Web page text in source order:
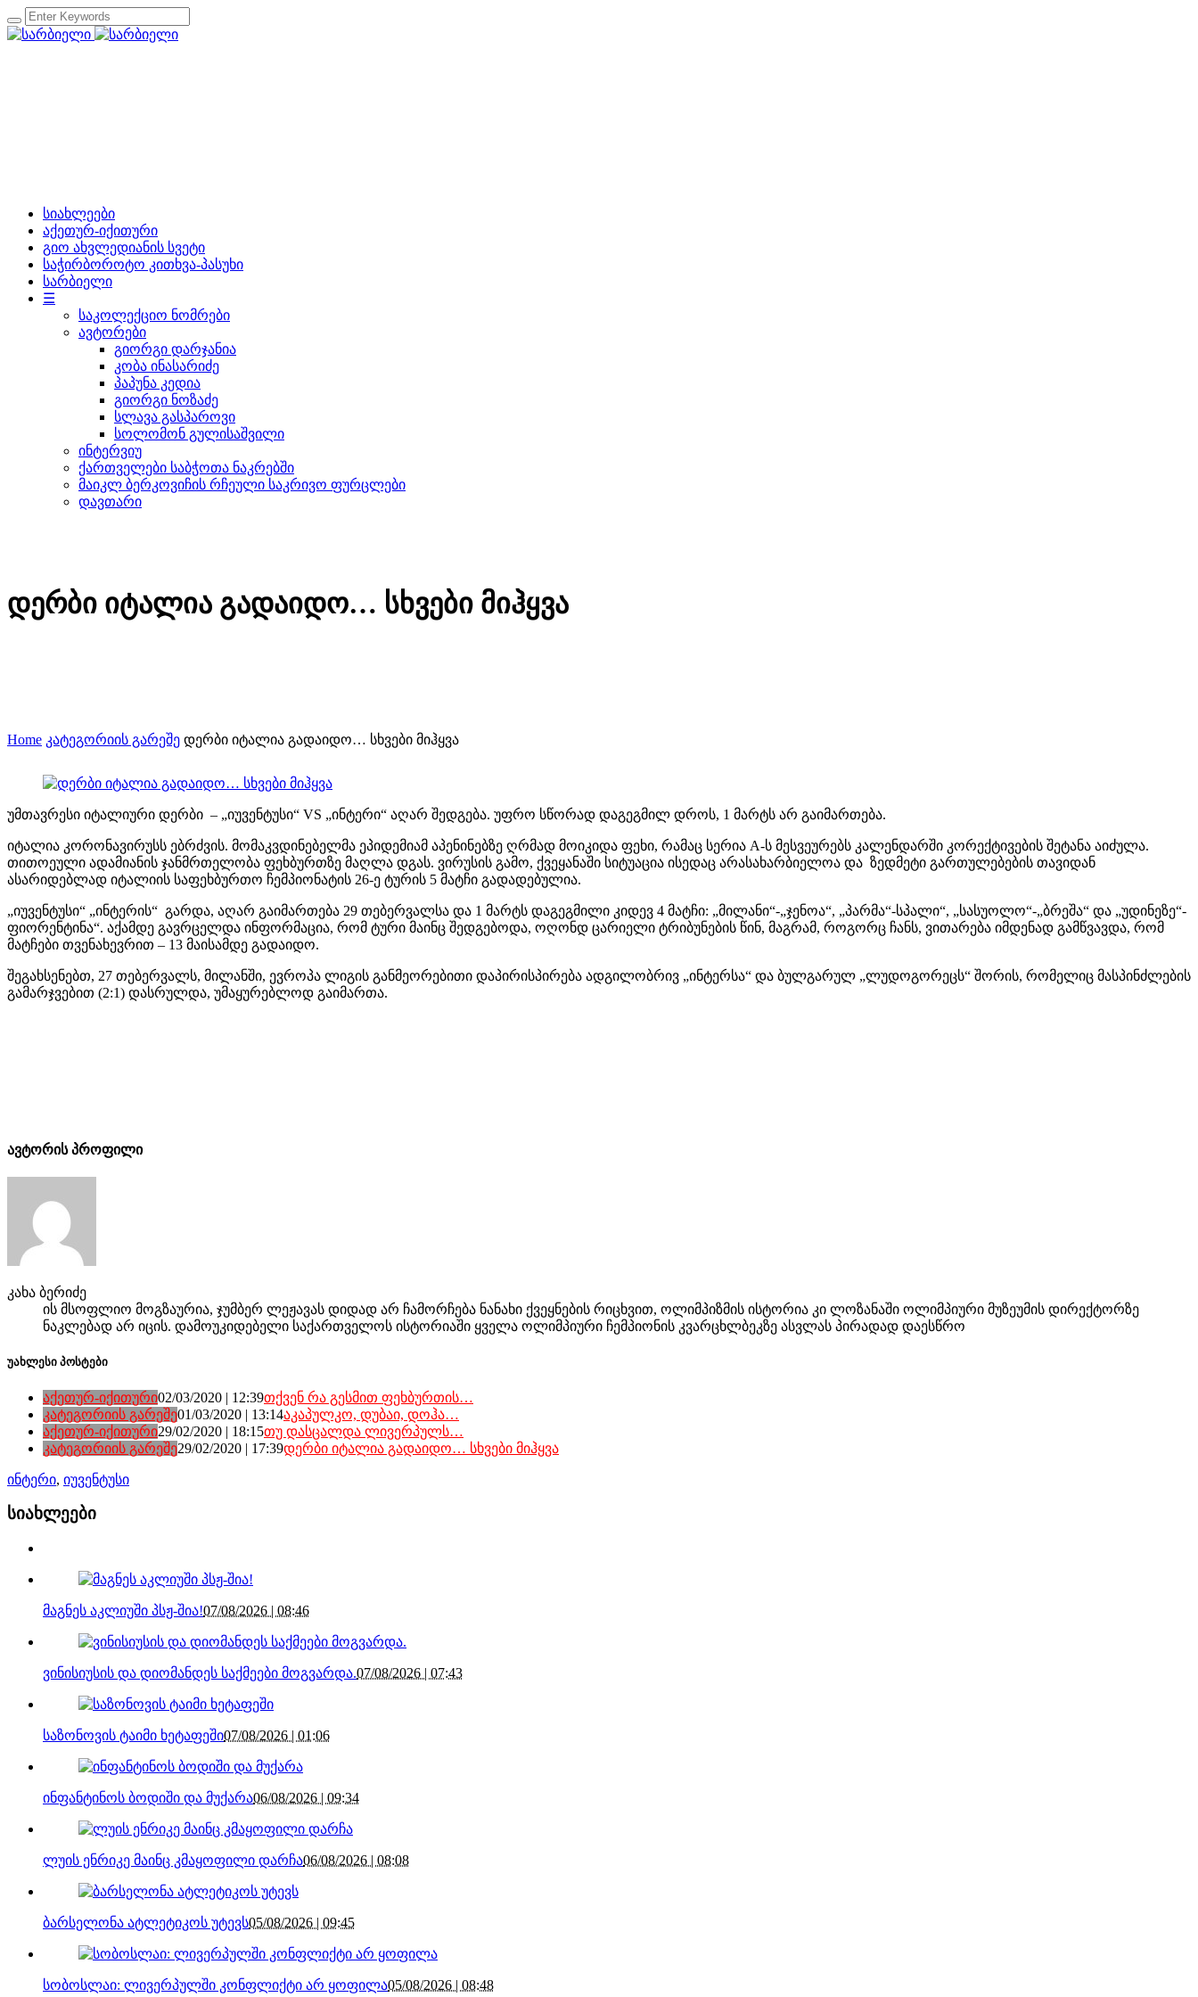
სიახლეები
აქეთურ-იქითური
გიო ახვლედიანის სვეტი
საჭირბოროტო კითხვა-პასუხი
სარბიელი
☰
საკოლექციო ნომრები
ავტორები
გიორგი დარჯანია
კობა ინასარიძე
პაპუნა კედია
გიორგი ნოზაძე
სლავა გასპაროვი
სოლომონ გულისაშვილი
ინტერვიუ
ქართველები საბჭოთა ნაკრებში
მაიკლ ბერკოვიჩის რჩეული საკრივო ფურცლები
დავთარი
დერბი იტალია გადაიდო… სხვები მიჰყვა
Home კატეგორიის გარეშე დერბი იტალია გადაიდო… სხვები მიჰყვა
უმთავრესი იტალიური დერბი – „იუვენტუსი“ VS „ინტერი“ აღარ შედგება. უფრო სწორად დაგეგმილ დროს, 1 მარტს არ გაიმართება.
იტალია კორონავირუსს ებრძვის. მომაკვდინებელმა ეპიდემიამ აპენინებზე ღრმად მოიკიდა ფეხი, რამაც სერია A-ს მესვეურებს კალენდარში კორექტივების შეტანა აიძულა.
თითოეული ადამიანის ჯანმრთელობა ფეხბურთზე მაღლა დგას. ვირუსის გამო, ქვეყანაში სიტუაცია ისედაც არასახარბიელოა და ზედმეტი გართულებების თავიდან
ასარიდებლად იტალიის საფეხბურთო ჩემპიონატის 26-ე ტურის 5 მატჩი გადადებულია.
„იუვენტუსი“ „ინტერის“ გარდა, აღარ გაიმართება 29 თებერვალსა და 1 მარტს დაგეგმილი კიდევ 4 მატჩი: „მილანი“-„ჯენოა“, „პარმა“-სპალი“, „სასუოლო“-„ბრეშა“ და „უდინეზე“-
ფიორენტინა“. აქამდე გავრცელდა ინფორმაცია, რომ ტური მაინც შედგებოდა, ოღონდ ცარიელი ტრიბუნების წინ, მაგრამ, როგორც ჩანს, ვითარება იმდენად გამწვავდა, რომ
მატჩები თვენახევრით – 13 მაისამდე გადაიდო.
შეგახსენებთ, 27 თებერვალს, მილანში, ევროპა ლიგის განმეორებითი დაპირისპირება ადგილობრივ „ინტერსა“ და ბულგარულ „ლუდოგორეცს“ შორის, რომელიც მასპინძლების
გამარჯვებით (2:1) დასრულდა, უმაყურებლოდ გაიმართა.
ავტორის პროფილი
კახა ბერიძე
ის მსოფლიო მოგზაურია, ჯუმბერ ლეჟავას დიდად არ ჩამორჩება ნანახი ქვეყნების რიცხვით, ოლიმპიზმის ისტორია კი ლოზანაში ოლიმპიური მუზეუმის დირექტორზე
ნაკლებად არ იცის. დამოუკიდებელი საქართველოს ისტორიაში ყველა ოლიმპიური ჩემპიონის კვარცხლბეკზე ასვლას პირადად დაესწრო
უახლესი პოსტები
აქეთურ-იქითური02/03/2020 | 12:39თქვენ რა გესმით ფეხბურთის…
კატეგორიის გარეშე01/03/2020 | 13:14აკაპულკო, დუბაი, დოჰა…
აქეთურ-იქითური29/02/2020 | 18:15თუ დასცალდა ლივერპულს…
კატეგორიის გარეშე29/02/2020 | 17:39დერბი იტალია გადაიდო… სხვები მიჰყვა
ინტერი, იუვენტუსი
სიახლეები
მაგნეს აკლიუში პსჟ-შია!07/08/2026 | 08:46
ვინისიუსის და დიომანდეს საქმეები მოგვარდა.07/08/2026 | 07:43
საზონოვის ტაიმი ხეტაფეში07/08/2026 | 01:06
ინფანტინოს ბოდიში და მუქარა06/08/2026 | 09:34
ლუის ენრიკე მაინც კმაყოფილი დარჩა06/08/2026 | 08:08
ბარსელონა ატლეტიკოს უტევს05/08/2026 | 09:45
სობოსლაი: ლივერპულში კონფლიქტი არ ყოფილა05/08/2026 | 08:48